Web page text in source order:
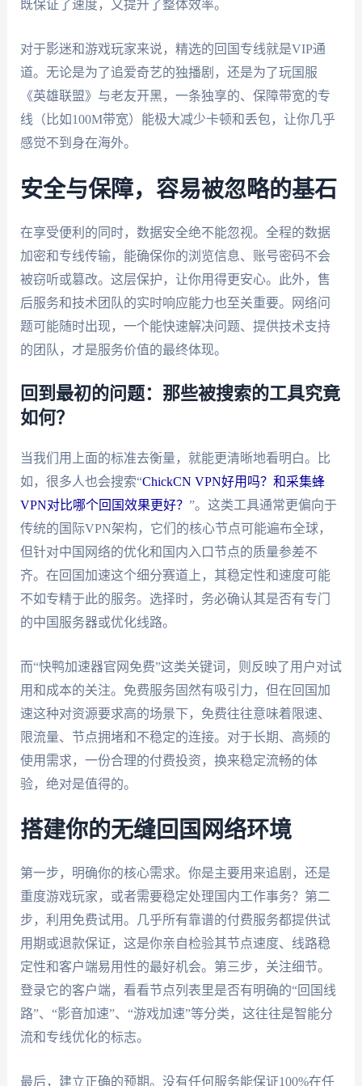
既保证了速度，又提升了整体效率。
对于影迷和游戏玩家来说，精选的回国专线就是VIP通
道。无论是为了追爱奇艺的独播剧，还是为了玩国服
《英雄联盟》与老友开黑，一条独享的、保障带宽的专
线（比如100M带宽）能极大减少卡顿和丢包，让你几乎
感觉不到身在海外。
安全与保障，容易被忽略的基石
在享受便利的同时，数据安全绝不能忽视。全程的数据
加密和专线传输，能确保你的浏览信息、账号密码不会
被窃听或篡改。这层保护，让你用得更安心。此外，售
后服务和技术团队的实时响应能力也至关重要。网络问
题可能随时出现，一个能快速解决问题、提供技术支持
的团队，才是服务价值的最终体现。
回到最初的问题：那些被搜索的工具究竟
如何？
当我们用上面的标准去衡量，就能更清晰地看明白。比
如，很多人也会搜索“ChickCN VPN好用吗？和采集蜂
VPN对比哪个回国效果更好？ ”。这类工具通常更偏向于
传统的国际VPN架构，它们的核心节点可能遍布全球，
但针对中国网络的优化和国内入口节点的质量参差不
齐。在回国加速这个细分赛道上，其稳定性和速度可能
不如专精于此的服务。选择时，务必确认其是否有专门
的中国服务器或优化线路。
而“快鸭加速器官网免费”这类关键词，则反映了用户对试
用和成本的关注。免费服务固然有吸引力，但在回国加
速这种对资源要求高的场景下，免费往往意味着限速、
限流量、节点拥堵和不稳定的连接。对于长期、高频的
使用需求，一份合理的付费投资，换来稳定流畅的体
验，绝对是值得的。
搭建你的无缝回国网络环境
第一步，明确你的核心需求。你是主要用来追剧，还是
重度游戏玩家，或者需要稳定处理国内工作事务？第二
步，利用免费试用。几乎所有靠谱的付费服务都提供试
用期或退款保证，这是你亲自检验其节点速度、线路稳
定性和客户端易用性的最好机会。第三步，关注细节。
登录它的客户端，看看节点列表里是否有明确的“回国线
路”、“影音加速”、“游戏加速”等分类，这往往是智能分
流和专线优化的标志。
最后，建立正确的预期。没有任何服务能保证100%在任